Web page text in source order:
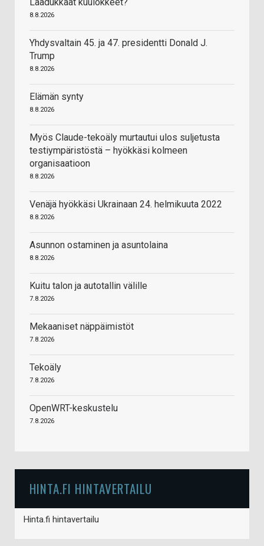
8.8.2026
Yhdysvaltain 45. ja 47. presidentti Donald J.
Trump
8.8.2026
Elämän synty
8.8.2026
Myös Claude-tekoäly murtautui ulos suljetusta
testiympäristöstä – hyökkäsi kolmeen
organisaatioon
8.8.2026
Venäjä hyökkäsi Ukrainaan 24. helmikuuta 2022
8.8.2026
Asunnon ostaminen ja asuntolaina
8.8.2026
Kuitu talon ja autotallin välille
7.8.2026
Mekaaniset näppäimistöt
7.8.2026
Tekoäly
7.8.2026
OpenWRT-keskustelu
7.8.2026
HINTA.FI HINTAVERTAILU
Hinta.fi hintavertailu